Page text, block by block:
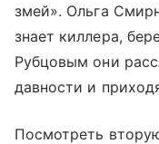
змей». Ольга
знает киллера,
Рубцовым они
давности и
Посмотреть